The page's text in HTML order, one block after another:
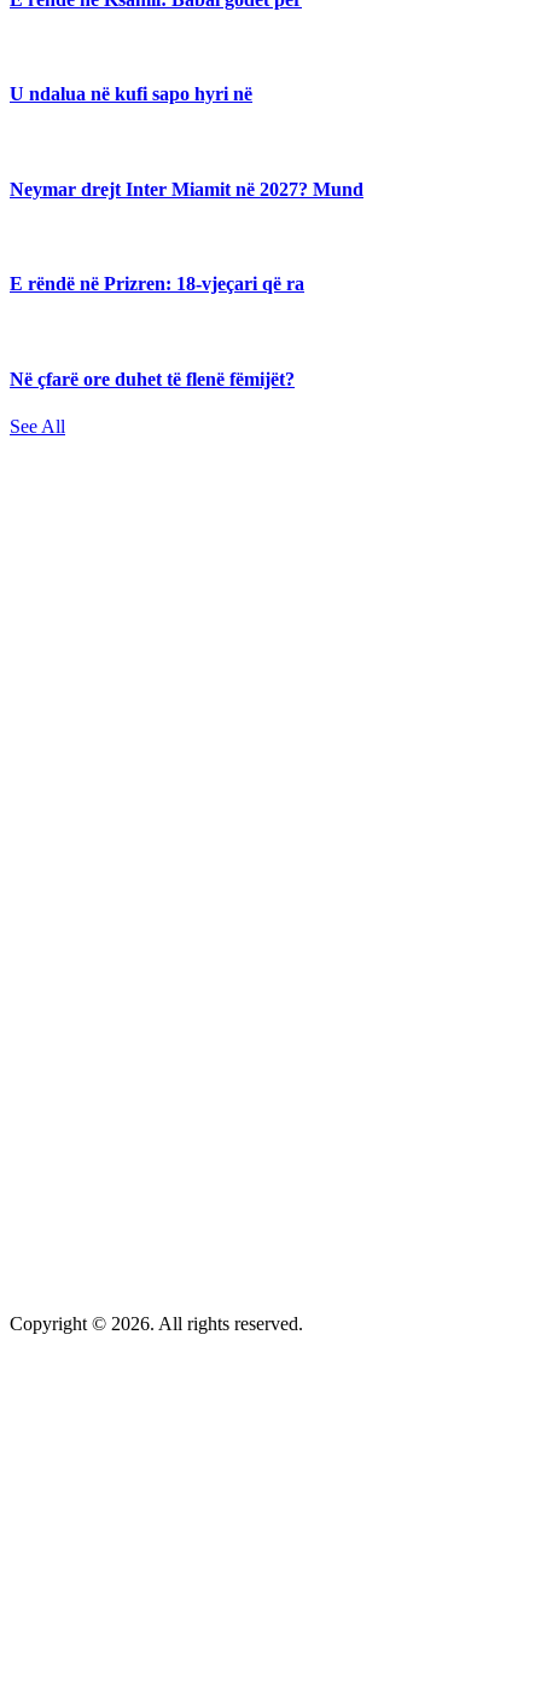
U ndalua në kufi sapo hyri në
Neymar drejt Inter Miamit në 2027? Mund
E rëndë në Prizren: 18-vjeçari që ra
Në çfarë ore duhet të flenë fëmijët?
See All
Copyright © 2026. All rights reserved.